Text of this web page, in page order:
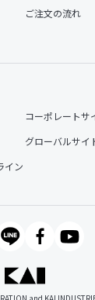
ご注文の流れ
コーポレートサ
グローバルサイ
イン